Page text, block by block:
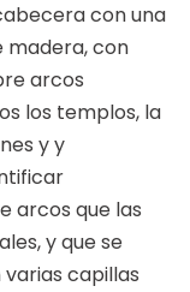
con una
madera, con
arcos
los templos, la
y y
arcos que las
y que se
capillas